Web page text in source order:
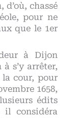
d’où, chassé
pour ne
que le 1er
à Dijon
s’y arrêter,
la cour, pour
1658,
édits
il considéra